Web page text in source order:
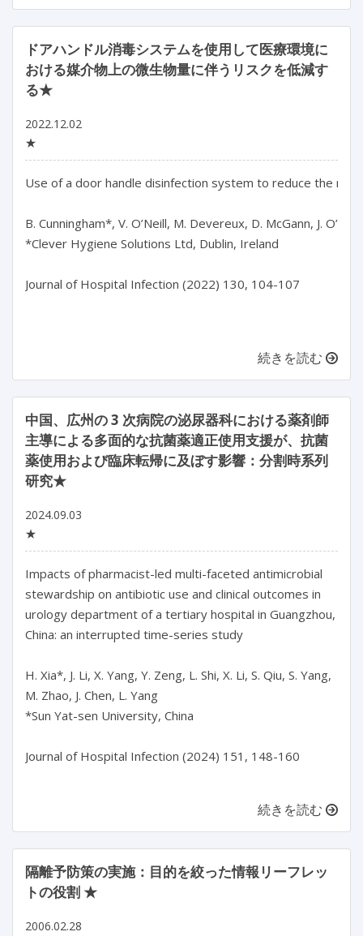
ドアハンドル消毒システムを使用して医療環境に
おける媒介物上の微生物量に伴うリスクを低減す
る★
2022.12.02
★
Use of a door handle disinfection system to reduce the
B. Cunningham*, V. O’Neill, M. Devereux, D. McGann, J.
*Clever Hygiene Solutions Ltd, Dublin, Ireland
Journal of Hospital Infection (2022) 130, 104-107
続きを読む
中国、広州の 3 次病院の泌尿器科における薬剤師
主導による多面的な抗菌薬適正使用支援が、抗菌
薬使用および臨床転帰に及ぼす影響：分割時系列
研究★
2024.09.03
★
Impacts of pharmacist-led multi-faceted antimicrobial
stewardship on antibiotic use and clinical outcomes in
urology department of a tertiary hospital in Guangzhou,
China: an interrupted time-series study
H. Xia*, J. Li, X. Yang, Y. Zeng, L. Shi, X. Li, S. Qiu, S. Yang,
M. Zhao, J. Chen, L. Yang
*Sun Yat-sen University, China
Journal of Hospital Infection (2024) 151, 148-160
続きを読む
隔離予防策の実施：目的を絞った情報リーフレッ
トの役割 ★
2006.02.28